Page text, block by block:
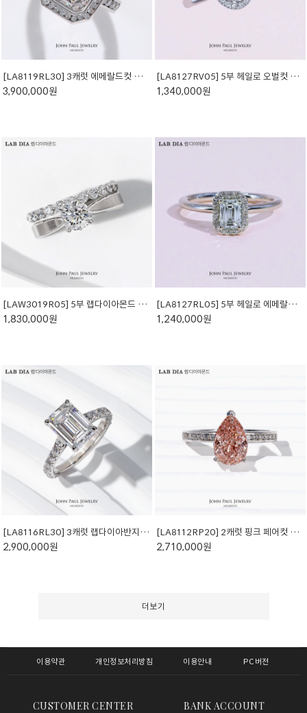
[LA8119RL30] 3캐럿 에메랄드컷 랩다이아반지
3,900,000원
[LA8127RV05] 5부 헤일로 오벌컷 랩다이아 반지
1,340,000원
[LAW3019R05] 5부 랩다이아몬드 반지 + 가드링
1,830,000원
[LA8127RL05] 5부 헤일로 에메랄드컷 랩다이아 반지
1,240,000원
[LA8116RL30] 3캐럿 랩다이아반지 에메랄드컷
2,900,000원
[LA8112RP20] 2캐럿 핑크 페어컷 랩다이아반지
2,710,000원
더보기
이용약관 개인정보처리방침 이용안내 PC버전
CUSTOMER CENTER BANK ACCOUNT